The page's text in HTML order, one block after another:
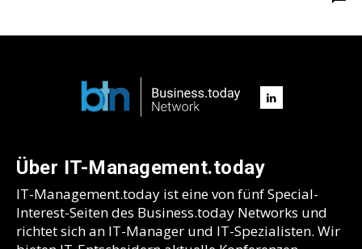
Über IT-Management.today
IT-Management.today ist eine von fünf Special-
Interest-Seiten des Business.today Networks und
richtet sich an IT-Manager und IT-Spezialisten. Wir